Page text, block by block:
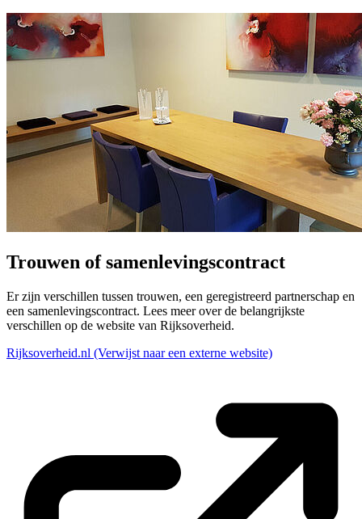
Trouwen of samenlevingscontract
Er zijn verschillen tussen trouwen, een geregistreerd partnerschap en
een samenlevingscontract. Lees meer over de belangrijkste
verschillen op de website van Rijksoverheid.
Rijksoverheid.nl (Verwijst naar een externe website)